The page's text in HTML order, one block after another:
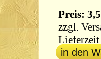
Preis:
zzgl.
Lieferzeit
in den